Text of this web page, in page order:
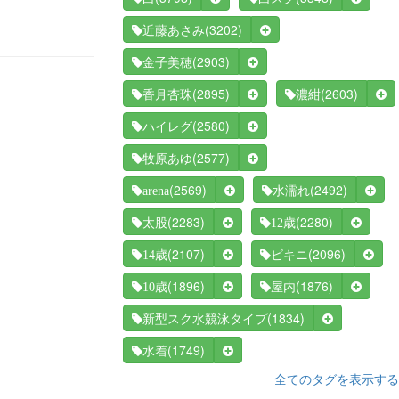
近藤あさみ(3202)
金子美穂(2903)
香月杏珠(2895) 濃紺(2603)
ハイレグ(2580)
牧原あゆ(2577)
arena(2569) 水濡れ(2492)
太股(2283) 12歳(2280)
14歳(2107) ビキニ (2096)
10歳(1896) 屋内(1876)
新型スク水競泳タイプ(1834)
水着(1749)
全てのタグを表示する